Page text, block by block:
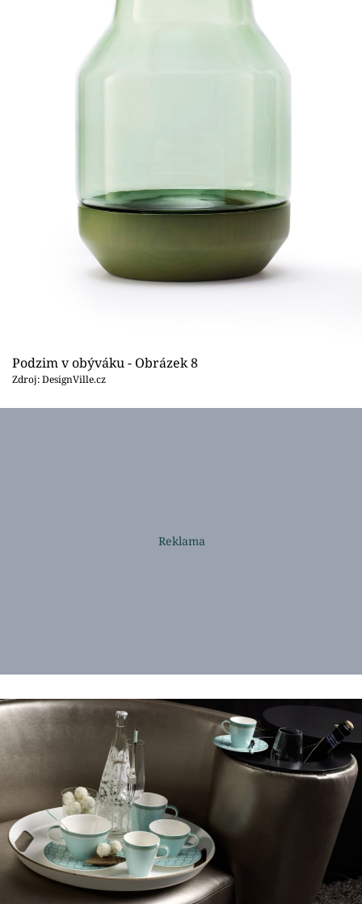
Podzim v obýváku - Obrázek 8
Zdroj: DesignVille.cz